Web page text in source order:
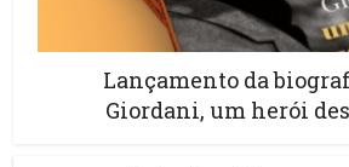
Lançamento da
Giordani, um herói